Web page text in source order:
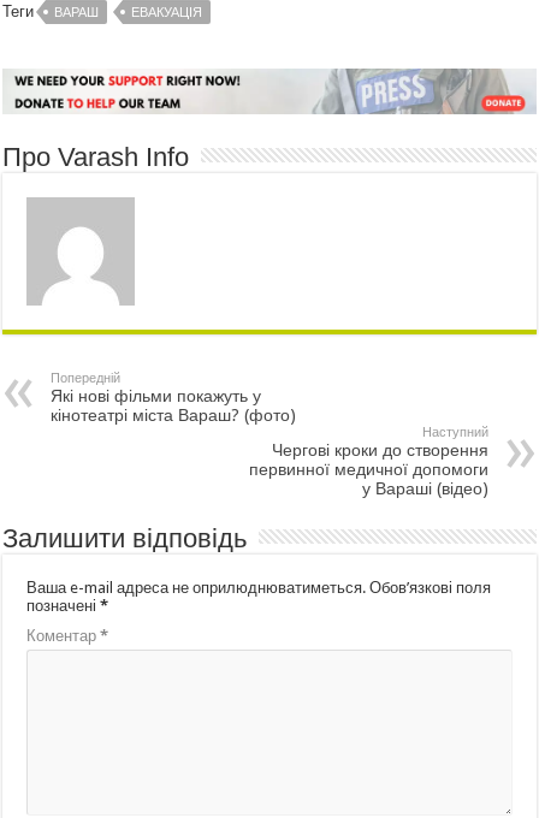
Теги ВАРАШ ЕВАКУАЦІЯ
Про Varash Info
Попередній
Які нові фільми покажуть у
кінотеатрі міста Вараш? (фото)
Наступний
Чергові кроки до створення
первинної медичної допомоги
у Вараші (відео)
Залишити відповідь
Ваша e-mail адреса не оприлюднюватиметься. Обов’язкові поля
позначені*
Коментар*